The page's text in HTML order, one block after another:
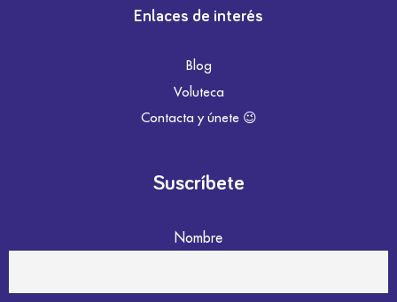
Enlaces de interés
Blog
Voluteca
Contacta y únete 😉
Suscríbete
Nombre